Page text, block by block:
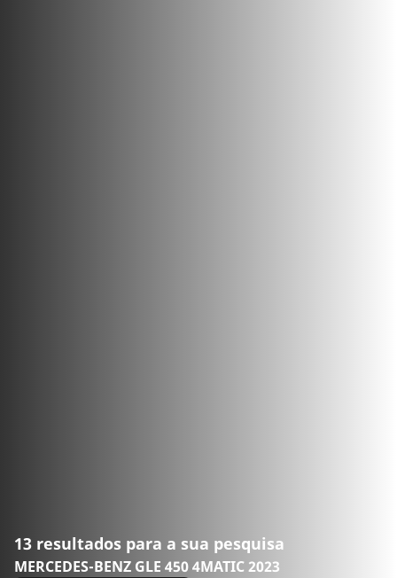
13 resultados para a sua pesquisa
MERCEDES-BENZ GLE 450 4MATIC 2023